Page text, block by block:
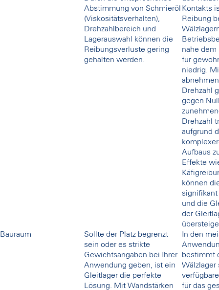
Abstimmung von Schmieröl
(Viskositätsverhalten),
Drehzahlbereich und
Lagerauswahl können die
Reibungsverluste gering
gehalten werden.
Kontakts
Reibung
nahe dem
für
niedrig.
Drehzahl
gegen
Drehzahl
aufgrund
Aufbaus
Effekte
können
und die
der
Bauraum
Sollte der Platz begrenzt
sein oder es strikte
Gewichtsangaben bei Ihrer
Anwendung geben, ist ein
Gleitlager die perfekte
Lösung. Mit Wandstärken
In den
bestimmt
Wälzlager
für das